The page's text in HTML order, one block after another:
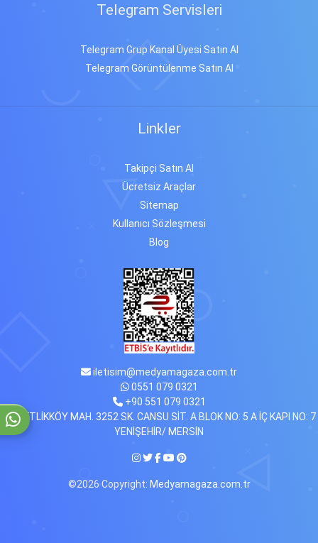
Telegram Servisleri
Telegram Grup Kanal Üyesi Satın Al
Telegram Görüntülenme Satın Al
Linkler
Takipçi Satın Al
Ücretsiz Araçlar
Sitemap
Kullanıcı Sözleşmesi
Blog
iletisim@medyamagaza.com.tr
0551 079 0321
+90 551 079 0321
ÇİFTLİKKÖY MAH. 3252 SK. CANSU SİT. A BLOK NO: 5 A İÇ KAPI NO: 7
YENİŞEHİR/ MERSİN
©2026 Copyright: Medyamagaza.com.tr